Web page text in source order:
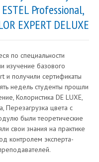
Professional,
EXPERT DELUXE
по специальности
изучение базового
и получили сертификаты
недель студенты прошли
Колористика DE LUXE,
Перезагрузка цвета с
были теоретические
свои знания на практике
контролем эксперта-